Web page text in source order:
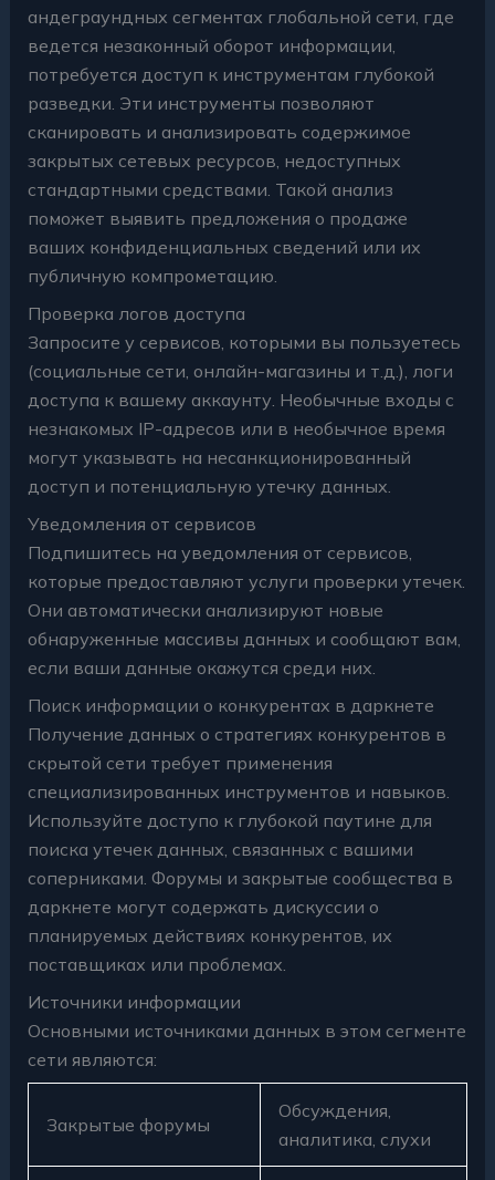
андеграундных сегментах глобальной сети, где
ведется незаконный оборот информации,
потребуется доступ к инструментам глубокой
разведки. Эти инструменты позволяют
сканировать и анализировать содержимое
закрытых сетевых ресурсов, недоступных
стандартными средствами. Такой анализ
поможет выявить предложения о продаже
ваших конфиденциальных сведений или их
публичную компрометацию.
Проверка логов доступа
Запросите у сервисов, которыми вы пользуетесь
(социальные сети, онлайн-магазины и т.д.), логи
доступа к вашему аккаунту. Необычные входы с
незнакомых IP-адресов или в необычное время
могут указывать на несанкционированный
доступ и потенциальную утечку данных.
Уведомления от сервисов
Подпишитесь на уведомления от сервисов,
которые предоставляют услуги проверки утечек.
Они автоматически анализируют новые
обнаруженные массивы данных и сообщают вам,
если ваши данные окажутся среди них.
Поиск информации о конкурентах в даркнете
Получение данных о стратегиях конкурентов в
скрытой сети требует применения
специализированных инструментов и навыков.
Используйте доступо к глубокой паутине для
поиска утечек данных, связанных с вашими
соперниками. Форумы и закрытые сообщества в
даркнете могут содержать дискуссии о
планируемых действиях конкурентов, их
поставщиках или проблемах.
Источники информации
Основными источниками данных в этом сегменте
сети являются:
Закрытые форумы
Обсуждения,
аналитика, слухи